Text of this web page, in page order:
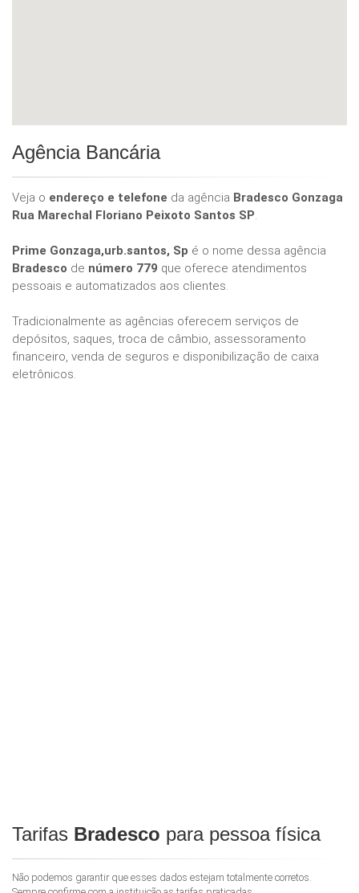
Agência Bancária
Veja o endereço e telefone da agência Bradesco Gonzaga
Rua Marechal Floriano Peixoto Santos SP.
Prime Gonzaga,urb.santos, Sp é o nome dessa agência
Bradesco de número 779 que oferece atendimentos
pessoais e automatizados aos clientes.
Tradicionalmente as agências oferecem serviços de
depósitos, saques, troca de câmbio, assessoramento
financeiro, venda de seguros e disponibilização de caixa
eletrônicos.
Tarifas Bradesco para pessoa física
Não podemos garantir que esses dados estejam totalmente corretos.